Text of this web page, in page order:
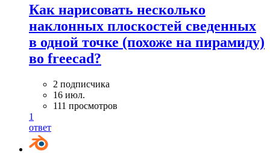
Как нарисовать несколько
наклонных плоскостей сведенных
в одной точке (похоже на пирамиду)
во freecad?
2 подписчика
16 июл.
111 просмотров
1
ответ